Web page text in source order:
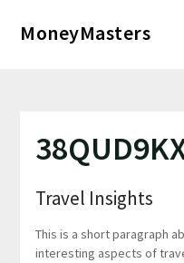
MoneyMasters
Travel Insights
This is a short paragraph
interesting aspects of